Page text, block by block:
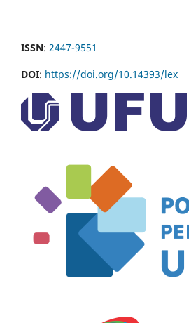
ISSN: 2447-9551
DOI: https://doi.org/10.14393/lex